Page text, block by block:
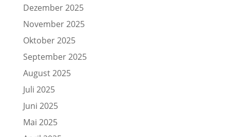
Dezember 2025
November 2025
Oktober 2025
September 2025
August 2025
Juli 2025
Juni 2025
Mai 2025